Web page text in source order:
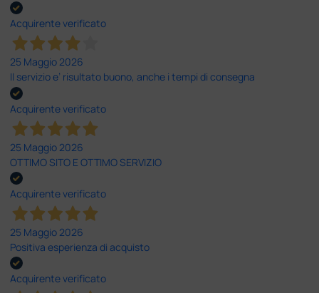
Acquirente verificato
25 Maggio 2026
Il servizio e’ risultato buono, anche i tempi di consegna
Acquirente verificato
25 Maggio 2026
OTTIMO SITO E OTTIMO SERVIZIO
Acquirente verificato
25 Maggio 2026
Positiva esperienza di acquisto
Acquirente verificato